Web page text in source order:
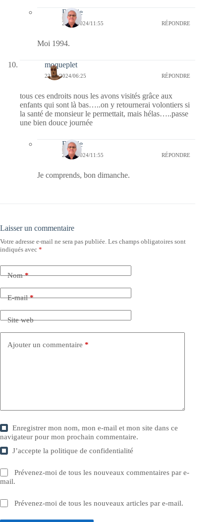
Bernie
23/06/2024/11:55 RÉPONDRE
Moi 1994.
moqueplet
23/06/2024/06:25 RÉPONDRE
tous ces endroits nous les avons visités grâce aux
enfants qui sont là bas…..on y retournerai volontiers si
la santé de monsieur le permettait, mais hélas…..passe
une bien douce journée
Bernie
23/06/2024/11:55 RÉPONDRE
Je comprends, bon dimanche.
Laisser un commentaire
Votre adresse e-mail ne sera pas publiée. Les champs obligatoires sont
indiqués avec *
Nom*
E-mail*
Site web
Ajouter un commentaire *
Enregistrer mon nom, mon e-mail et mon site dans ce
navigateur pour mon prochain commentaire.
J’accepte lapolitique de confidentialité
Prévenez-moi de tous les nouveaux commentaires par e-
mail.
Prévenez-moi de tous les nouveaux articles par e-mail.